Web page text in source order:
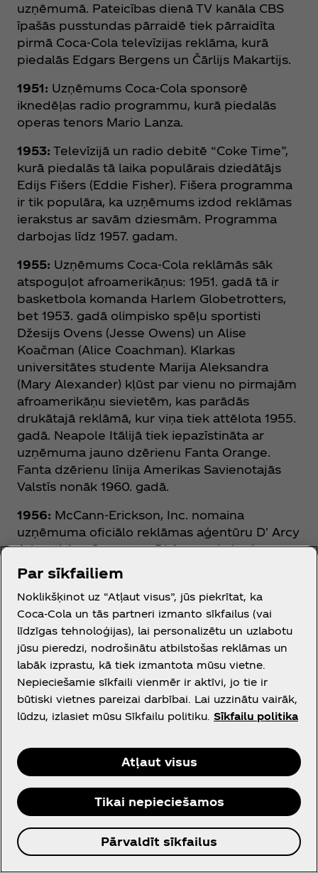
uzņēmumā. Pateicības dienā TV kanāla CBS
īpašās pusstundas pārraidē tiek pārraidīta
pirmā Coca‑Cola televīzijas reklāma, kurā
piedalās Edgars Bergens un Čārlijs Makartijs.
1951: Uzņēmums Coca‑Cola sponsorē
iknedēļas radio programmu, kurā piedalās
operas tenors Mario Lanza.
1953: Televīzijā un radio debitē “Coke Time”,
kurā piedalās tā laika populārais dziedātājs
Edijs Fišers (Eddie Fisher). Fišera programma
ir tik populāra, ka uzņēmums izdod reklāmas
ierakstus ar savām dziesmām. Programma
darbojas līdz 1957. gadam.
1955: Uzņēmums Coca‑Cola reklāmās sāk
atspoguļot afroamerikāņus: 1951. gadā tā ir
basketbola komanda Harlem Globetrotters,
bet 1953. gadā olimpisko spēļu sportisti
Džesijs Ovens (Jesse Owens) un Alise
Koačman (Alice Coachman). Klarkas
universitātes studente Marija Aleksandra
(Mary Alexander) kļūst par vienu no pirmajām
afroamerikāņu sievietēm, kas parādās
drukātajā reklāmā, kur viņa tiek attēlota 1955.
gadā. Neapole Itālijā tiek iepazīstināta ar
uzņēmuma jauno dzērienu Fanta Orange.
Fanta dzērienu līnija Amerikas Savienotajās
Valstīs nonāk 1960. gadā.
1956: McCann-Erickson, Inc. nomaina
uzņēmuma oficiālo reklāmas aģentūru D' Arcy
Advertising Company. D' Arcy pakalpojumus
sniedza 50 gadus, sākot ar 1906. gadu.
1957:Atomdzinēju zemūdenē Nautilus tiek
uzstādīta īpašs dzērienu tirdzniecības aparāts.
Tirdzniecības aprīkojumam jābūt speciāli
konstruētam, lai tas ietilptu caur kuģa lūku.
Apmēram 33% no ieņēmumiem veido
pārdošanas apjomi ārpus Amerikas
Savienotajām Valstīm.
1958:
Coca‑Cola sponsorē paviljonu Briseles
funkcionējoša pudeļu pildīšanas ierīce, un tajā
ir eksponāts, kas dokumentē Coca‑Cola
biznesu visā pasaulē.
tīkls, kas darbojas vairāk nekā 100 valstīs.
Par sīkfailiem
Noklikšķinot uz “Atļaut visus”, jūs piekrītat, ka
Coca‑Cola un tās partneri izmanto sīkfailus (vai
līdzīgas tehnoloģijas), lai personalizētu un uzlabotu
jūsu pieredzi, nodrošinātu atbilstošas reklāmas un
labāk izprastu, kā tiek izmantota mūsu vietne.
Nepieciešamie sīkfaili vienmēr ir aktīvi, jo tie ir
būtiski vietnes pareizai darbībai. Lai uzzinātu vairāk,
lūdzu, izlasiet mūsu Sīkfailu politiku. Sīkfailu politika
Atļaut visus
Tikai nepieciešamos
Pārvaldīt sīkfailus